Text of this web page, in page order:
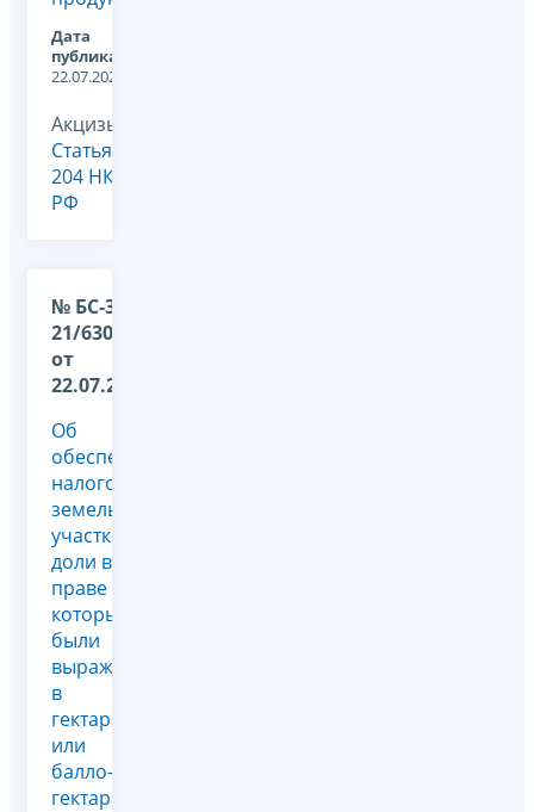
Дата
публикации:
22.07.2026
Акцизы,
Статья
204 НК
РФ
№ БС-36-
21/6307@
от
22.07.2026
Об
обеспечении
налогообложения
земельных
участков,
доли в
праве на
которые
были
выражены
в
гектарах
или
балло-
гектарах